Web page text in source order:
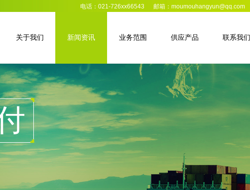
电话：021-726xx66543 邮箱：moumouhangyun@qq.com
关于我们 新闻资讯 业务范围 供应产品 联系我们